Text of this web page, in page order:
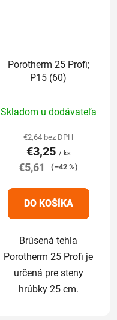
Porotherm 25 Profi;
P15 (60)
hodnotenie
produktu
je
5,0
5
hviezdičiek.
Skladom u dodávateľa
€2,64 bez DPH
€3,25 / ks
€5,61 (–42 %)
DO KOŠÍKA
Brúsená tehla
Porotherm 25 Profi je
určená pre steny
hrúbky 25 cm.